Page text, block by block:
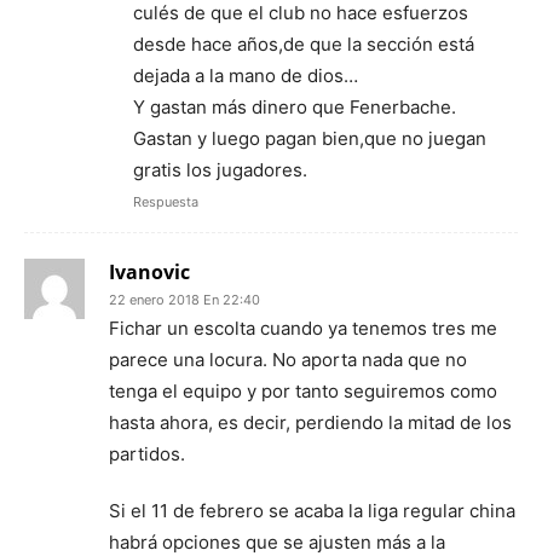
culés de que el club no hace esfuerzos
desde hace años,de que la sección está
dejada a la mano de dios…
Y gastan más dinero que Fenerbache.
Gastan y luego pagan bien,que no juegan
gratis los jugadores.
Respuesta
Ivanovic
22 enero 2018 En 22:40
Fichar un escolta cuando ya tenemos tres me
parece una locura. No aporta nada que no
tenga el equipo y por tanto seguiremos como
hasta ahora, es decir, perdiendo la mitad de los
partidos.
Si el 11 de febrero se acaba la liga regular china
habrá opciones que se ajusten más a la